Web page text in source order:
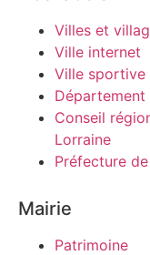
Villes et
Ville internet
Ville sportive
Département
Conseil
Lorraine
Préfecture
Mairie
Patrimoine